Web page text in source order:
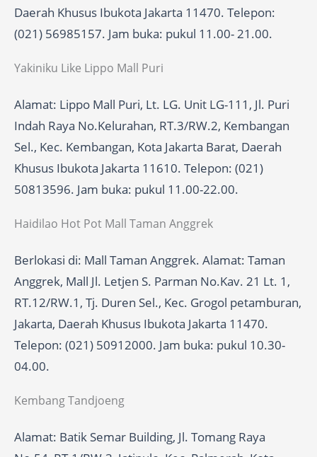
Daerah Khusus Ibukota Jakarta 11470. Telepon:
(021) 56985157. Jam buka: pukul 11.00- 21.00.
Yakiniku Like Lippo Mall Puri
Alamat: Lippo Mall Puri, Lt. LG. Unit LG-111, Jl. Puri
Indah Raya No.Kelurahan, RT.3/RW.2, Kembangan
Sel., Kec. Kembangan, Kota Jakarta Barat, Daerah
Khusus Ibukota Jakarta 11610. Telepon: (021)
50813596. Jam buka: pukul 11.00-22.00.
Haidilao Hot Pot Mall Taman Anggrek
Berlokasi di: Mall Taman Anggrek. Alamat: Taman
Anggrek, Mall Jl. Letjen S. Parman No.Kav. 21 Lt. 1,
RT.12/RW.1, Tj. Duren Sel., Kec. Grogol petamburan,
Jakarta, Daerah Khusus Ibukota Jakarta 11470.
Telepon: (021) 50912000. Jam buka: pukul 10.30-
04.00.
Kembang Tandjoeng
Alamat: Batik Semar Building, Jl. Tomang Raya